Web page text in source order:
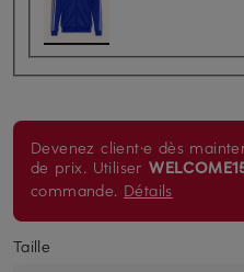
Devenez client·e dès
de prix. Utiliser
commande. Détails
Taille